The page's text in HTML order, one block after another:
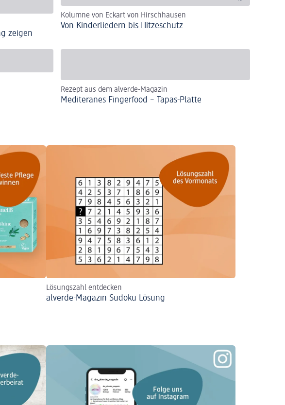
zeigen
Kolumne von Eckart von Hirschhausen
Von Kinderliedern bis Hitzeschutz
Rezept aus dem alverde-Magazin
Mediteranes Fingerfood – Tapas-Platte
Lösungszahl entdecken
alverde-Magazin Sudoku Lösung